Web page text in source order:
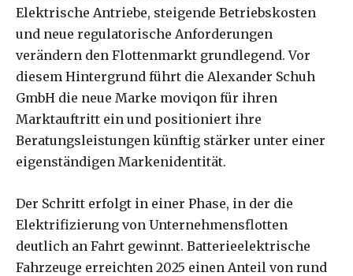
Elektrische Antriebe, steigende Betriebskosten
und neue regulatorische Anforderungen
verändern den Flottenmarkt grundlegend. Vor
diesem Hintergrund führt die Alexander Schuh
GmbH die neue Marke moviqon für ihren
Marktauftritt ein und positioniert ihre
Beratungsleistungen künftig stärker unter einer
eigenständigen Markenidentität.
Der Schritt erfolgt in einer Phase, in der die
Elektrifizierung von Unternehmensflotten
deutlich an Fahrt gewinnt. Batterieelektrische
Fahrzeuge erreichten 2025 einen Anteil von rund